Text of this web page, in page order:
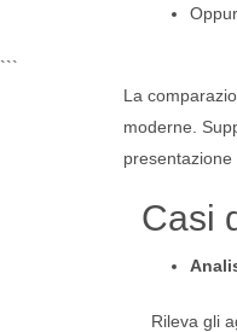
```
La
moderne.
presentazione
Casi
Rileva gli